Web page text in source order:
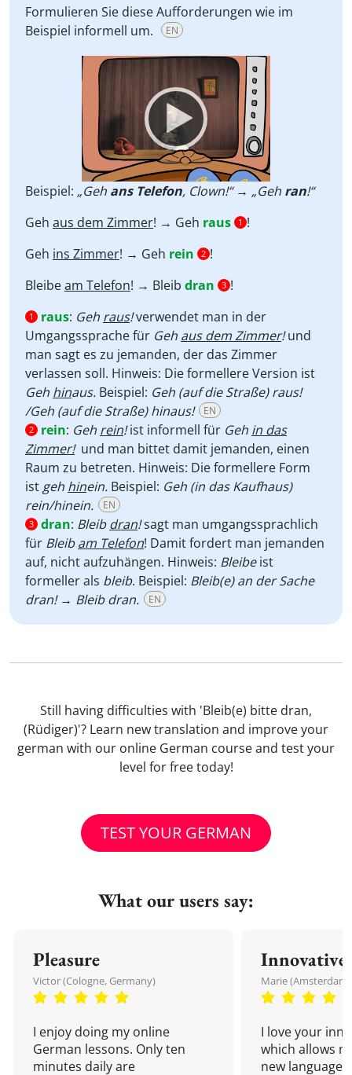
Formulieren Sie diese Aufforderungen wie im
Beispiel informell um.
EN
Video
Player
Beispiel: „Geh ans Telefon, Clown!“ → „Geh ran!“
Geh aus dem Zimmer! → Geh raus 1 !
Geh ins Zimmer! → Geh rein 2 !
Bleibeam Telefon! → Bleib dran 3 !
1 raus: Geh raus!verwendet man in der
Umgangssprache für Geh aus dem Zimmer!und
man sagt es zu jemanden, der das Zimmer
verlassen soll. Hinweis: Die formellere Version ist
Geh hinaus. Beispiel: Geh (auf die Straße) raus!
/Geh (auf die Straße) hinaus!
EN
2 rein: Geh rein!ist informell für Geh in das
Zimmer!und man bittet damit jemanden, einen
Raum zu betreten. Hinweis: Die formellere Form
ist geh hinein. Beispiel: Geh (in das Kaufhaus)
rein/hinein.
EN
3 dran: Bleibdran!sagt man umgangssprachlich
für Bleibam Telefon! Damit fordert man jemanden
auf, nicht aufzuhängen. Hinweis: Bleibeist
formeller als bleib. Beispiel: Bleib(e) an der Sache
dran! → Bleib dran. EN
Still having difficulties with 'Bleib(e) bitte dran,
(Rüdiger)'? Learn new translation and improve your
german with our online German course and test your
level for free today!
TEST YOUR GERMAN
What our users say:
Pleasure
Victor (Cologne, Germany)
I enjoy doing my online
German lessons. Only ten
minutes daily are
Innovative
Marie
I love your
which allows
new language